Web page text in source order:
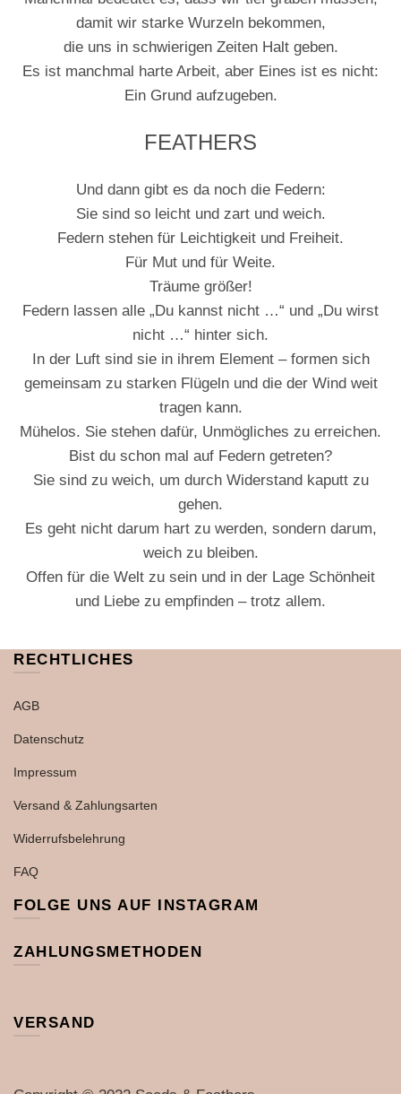
damit wir starke Wurzeln bekommen,
die uns in schwierigen Zeiten Halt geben.
Es ist manchmal harte Arbeit, aber Eines ist es nicht:
Ein Grund aufzugeben.
FEATHERS
Und dann gibt es da noch die Federn:
Sie sind so leicht und zart und weich.
Federn stehen für Leichtigkeit und Freiheit.
Für Mut und für Weite.
Träume größer!
Federn lassen alle „Du kannst nicht …“ und „Du wirst
nicht …“ hinter sich.
In der Luft sind sie in ihrem Element – formen sich
gemeinsam zu starken Flügeln und die der Wind weit
tragen kann.
Mühelos. Sie stehen dafür, Unmögliches zu erreichen.
Bist du schon mal auf Federn getreten?
Sie sind zu weich, um durch Widerstand kaputt zu
gehen.
Es geht nicht darum hart zu werden, sondern darum,
weich zu bleiben.
Offen für die Welt zu sein und in der Lage Schönheit
und Liebe zu empfinden – trotz allem.
RECHTLICHES
AGB
Datenschutz
Impressum
Versand & Zahlungsarten
Widerrufsbelehrung
FAQ
FOLGE UNS AUF INSTAGRAM
ZAHLUNGSMETHODEN
VERSAND